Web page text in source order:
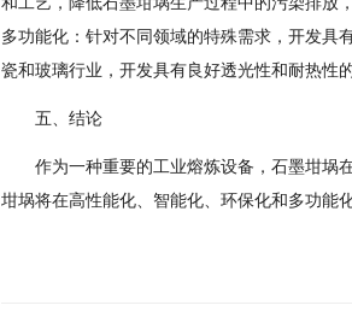
多功能化：针对不同领域的特殊需求，开发具
瓷和玻璃行业，开发具有良好透光性和耐热性
五、结论
作为一种重要的工业熔炼设备，石墨坩埚
坩埚将在高性能化、智能化、环保化和多功能